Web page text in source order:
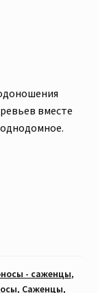
вместе
- саженцы,
, Саженцы,